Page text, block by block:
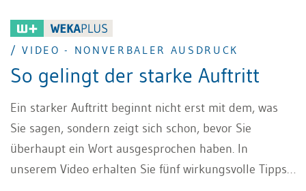
/ VIDEO - NONVERBALER AUSDRUCK
So gelingt der starke Auftritt
Ein starker Auftritt beginnt nicht erst mit dem, was
Sie sagen, sondern zeigt sich schon, bevor Sie
überhaupt ein Wort ausgesprochen haben. In
unserem Video erhalten Sie fünf wirkungsvolle Tipps